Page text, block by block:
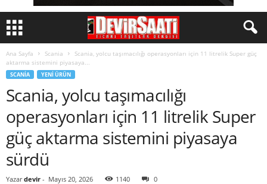
Ana Sayfa Scania
Scania, yolcu taşımacılığı operasyonları için 11 litrelik Super güç
aktarma sistemini piyasaya...
SCANIA YENI ÜRÜN
Scania, yolcu taşımacılığı
operasyonları için 11 litrelik Super
güç aktarma sistemini piyasaya
sürdü
Yazar devir - Mayıs 20, 2026 1140 0